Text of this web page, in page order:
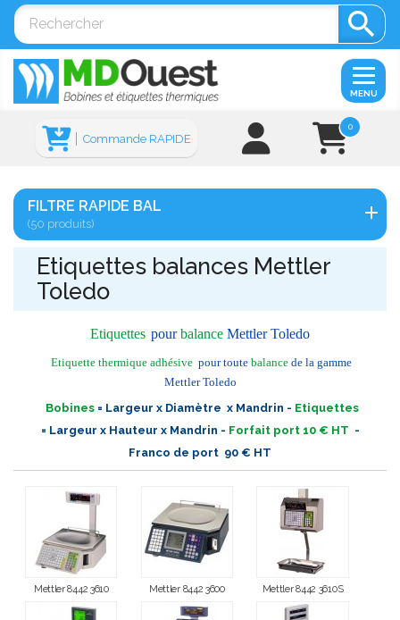

0
Commande RAPIDE
MENU
FILTRE RAPIDE BAL
(50 produits)
Etiquettes balances Mettler
Toledo
Etiquettes pourbalance Mettler Toledo
Etiquette thermique adhésive pour toute balance de la gamme
Mettler Toledo
Bobines= Largeur x Diamètre x Mandrin - Etiquettes
= Largeur x Hauteur x Mandrin - Forfait port 10 € HT -
Franco de port 90 € HT
Mettler 8442 3610 Mettler 8442 3600 Mettler 8442 3610S